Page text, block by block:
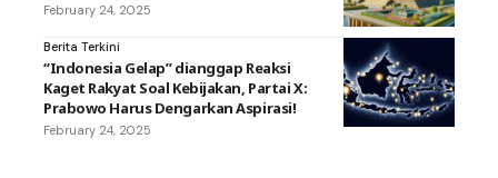
February 24, 2025
Berita Terkini
“Indonesia Gelap” dianggap Reaksi
Kaget Rakyat Soal Kebijakan, Partai X:
Prabowo Harus Dengarkan Aspirasi!
February 24, 2025